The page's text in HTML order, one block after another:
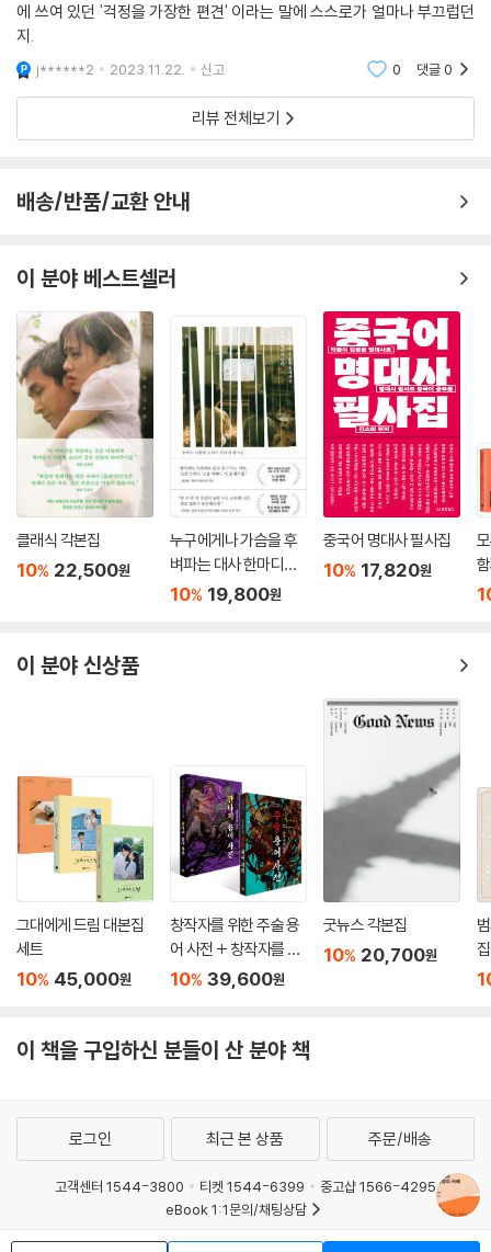
모든 유전체 구조가 밝혀진 애기장대를 대상으로 한 실험도 결과를 예측하
기 힘든데 삶은 오죽할까. 그런데 우리는 삶을 쉽게 짐작하고 예측하려 한
다. 특히 ‘걱정을 가장한 편견’으로 타인의 삶을 쉽게 단정한다. 우리는 애
기장대의 모든 유전체를 분석할 정도로 식물을 잘 알고 있지만, 지구 어딘
가에는 아직 이름조차 모르는 식물이 많이 있다. 수를 가늠할 수 없는 그 식
이다. 수많은 우연과 오류가 존재하는 삶에서 살아내기를 결코 포기하지
않는다면, 그 삶에 대해 우리는 그 무엇도 짐작하거나 확신할 수 없는 것 아
장한 편견’으로 단정하는 대신, 다양한 삶의 방식이 저마다 도달하게 될 어
에 쓰여 있던 '걱정을 가장한 편견' 이라는 말에 스스로가 얼마나 부끄럽던
지.
j******2 2023.11.22. 신고 0 댓글0
리뷰 전체보기
배송/반품/교환 안내
이 분야 베스트셀러
클래식 각본집
10% 22,500원
누구에게나 가슴을 후
벼파는 대사 한마디가
있다
10% 19,800원
중국어 명대사 필사집
10% 17,820원
이 분야 신상품
그대에게 드림 대본집
세트
10% 45,000원
창작자를 위한 주술 용
어 사전 + 창작자를 위
한 판타지 용어 사전 세
10% 39,600원
굿뉴스 각본집
10% 20,700원
집
이 책을 구입하신 분들이 산 분야 책
로그인 최근 본 상품 주문/배송
고객센터 1544-3800 티켓 1544-6399
중고샵 1566-4295
eBook 1:1문의/채팅상담
예스이십사(주) 사업자 정보